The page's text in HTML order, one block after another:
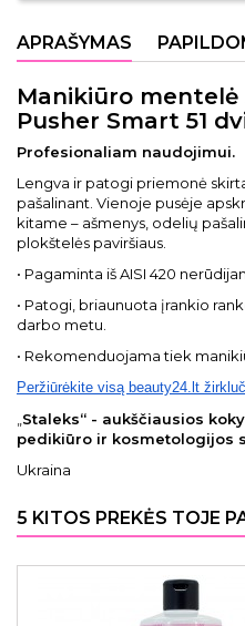
APRAŠYMAS
Manikiūro
Pusher Smart 51
Profesionaliam naudojimui.
Lengva ir patogi priemonė
pašalinant. Vienoje pusėje
kitame – ašmenys, odelių
plokštelės paviršiaus.
• Pagaminta iš AISI 420
• Patogi, briaunuota įrankio
darbo metu.
• Rekomenduojama tiek
Peržiūrėkite visą beauty24.lt
Staleks“ - aukščiausios
pedikiūro ir kosmetologijos
Ukraina
5 KITOS PREKĖS TOJE